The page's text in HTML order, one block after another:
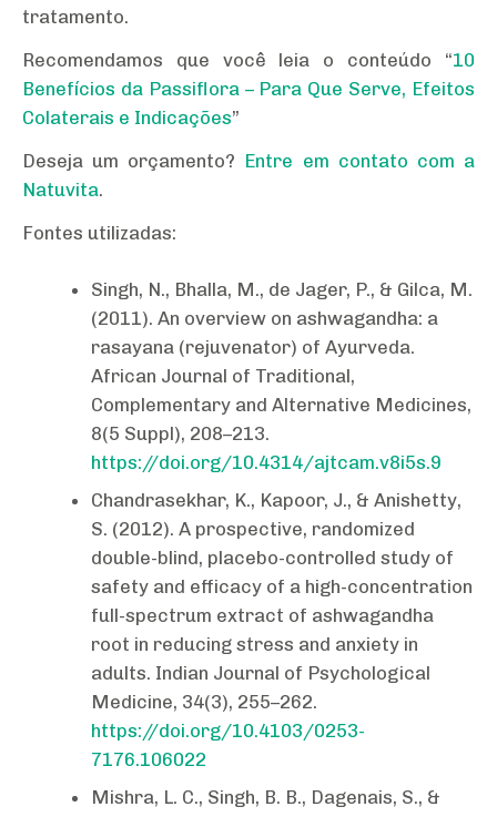
tratamento.
Recomendamos que você leia o conteúdo “10
Benefícios da Passiflora – Para Que Serve, Efeitos
Colaterais e Indicações”
Deseja um orçamento? Entre em contato com a
Natuvita.
Fontes utilizadas:
Singh, N., Bhalla, M., de Jager, P., & Gilca, M.
(2011). An overview on ashwagandha: a
rasayana (rejuvenator) of Ayurveda.
African Journal of Traditional,
Complementary and Alternative Medicines,
8(5 Suppl), 208–213.
https://doi.org/10.4314/ajtcam.v8i5s.9
Chandrasekhar, K., Kapoor, J., & Anishetty,
S. (2012). A prospective, randomized
double-blind, placebo-controlled study of
safety and efficacy of a high-concentration
full-spectrum extract of ashwagandha
root in reducing stress and anxiety in
adults. Indian Journal of Psychological
Medicine, 34(3), 255–262.
https://doi.org/10.4103/0253-
7176.106022
Mishra, L. C., Singh, B. B., Dagenais, S., &